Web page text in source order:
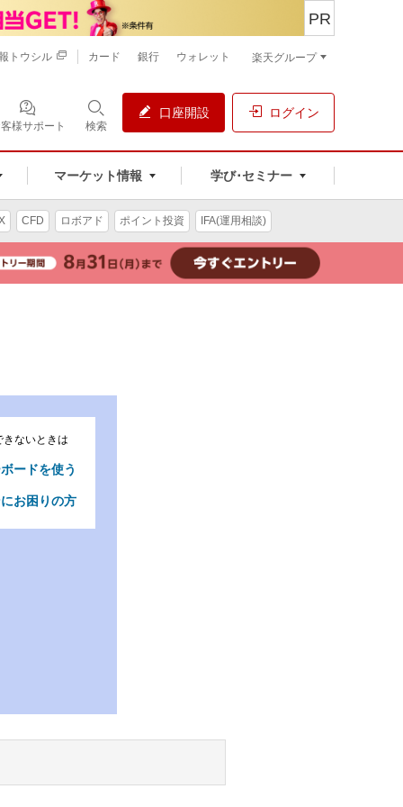
様サポート 検索
口座開設 ログイン
マーケット情報 学び･セミナー
PR
トウシル カード 銀行 ウォレット 楽天グループ
CFD ロボアド ポイント投資 IFA(運用相談)
ないときは
ードを使う
お困りの方